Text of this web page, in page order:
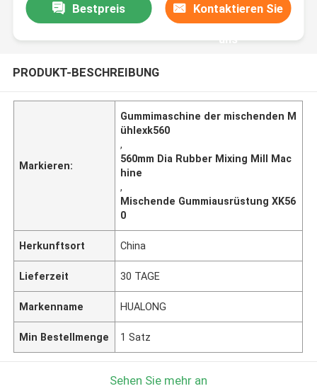
Bestpreis Kontaktieren Sie
uns
PRODUKT-BESCHREIBUNG
Markieren:
Gummimaschine der mischenden M
ühlexk560
,
560mm Dia Rubber Mixing Mill Mac
hine
,
Mischende Gummiausrüstung XK56
0
Herkunftsort China
Lieferzeit 30 TAGE
Markenname HUALONG
Min Bestellmenge 1 Satz
Sehen Sie mehr an